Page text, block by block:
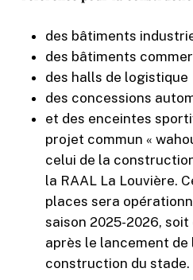
des bâtiments
des bâtiments
des halls de logistique
des concessions
et des enceintes
projet commun «
celui de la
la RAAL La Louvière.
places sera
saison 2025-2026,
après le lancement de
construction du stade.